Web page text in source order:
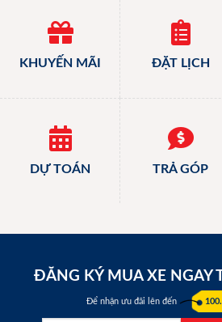
KHUYẾN MÃI ĐẶT LỊCH
DỰ TOÁN TRẢ GÓP
ĐĂNG KÝ MUA XE NGAY
Để nhận ưu đãi lên đến